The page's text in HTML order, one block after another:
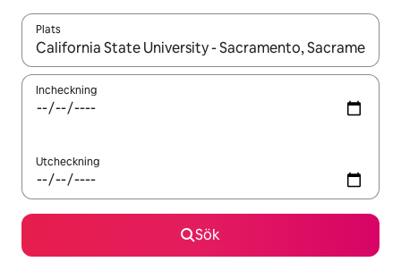
Plats
När resultaten är tillgängliga kan du navigera med upp- och
Incheckning
Utcheckning
Sök